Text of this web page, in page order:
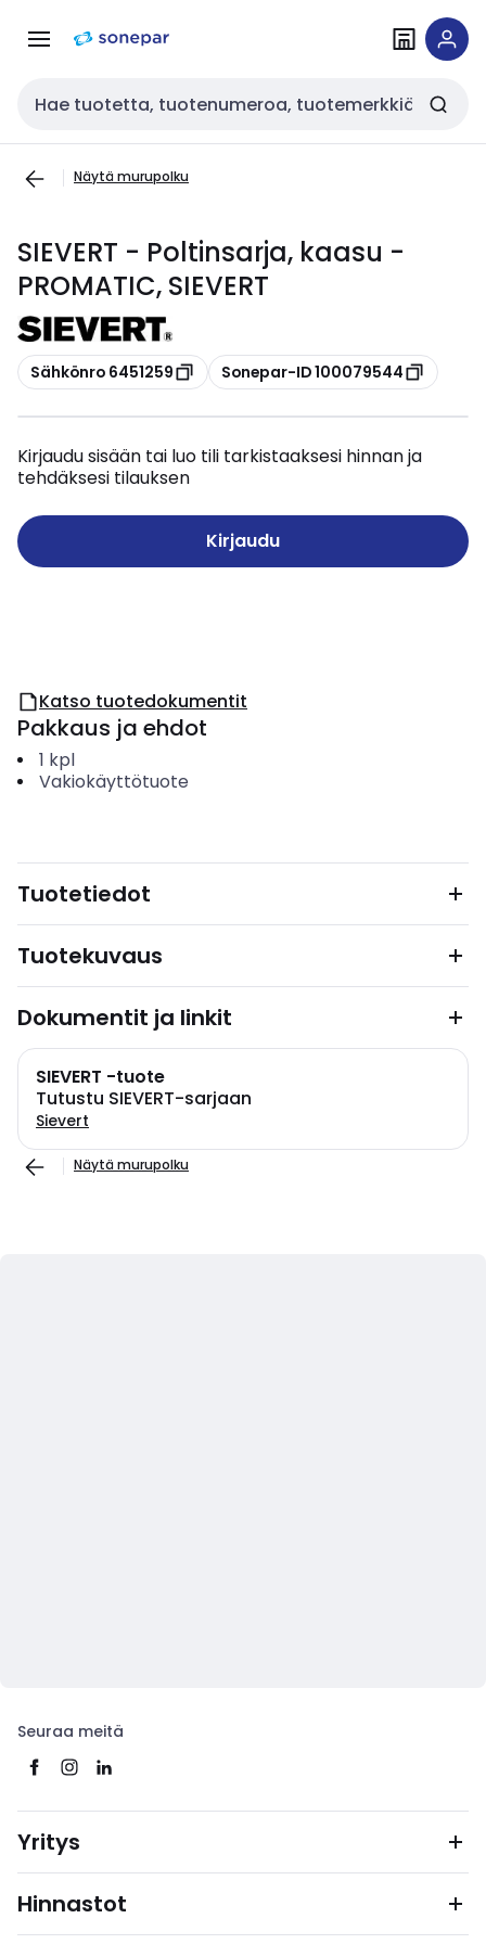
navigointiinsisältöön
Haku
Näytä murupolku
SIEVERT - Poltinsarja, kaasu -
PROMATIC, SIEVERT
Kopioi
Sähkönro 6451259 Kopioi
Sonepar-ID 100079544
Kirjaudu sisään tai luo tili tarkistaaksesi hinnan ja
tehdäksesi tilauksen
Kirjaudu
Katso tuotedokumentit
Pakkaus ja ehdot
1 kpl
Vakiokäyttötuote
Tuotetiedot
Tuotekuvaus
Dokumentit ja linkit
SIEVERT -tuote
Tutustu SIEVERT-sarjaan
Sievert
Näytä murupolku
Seuraa meitä
Yritys
Hinnastot